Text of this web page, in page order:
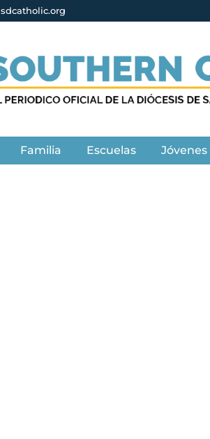
sdcatholic.org
Familia Escuelas